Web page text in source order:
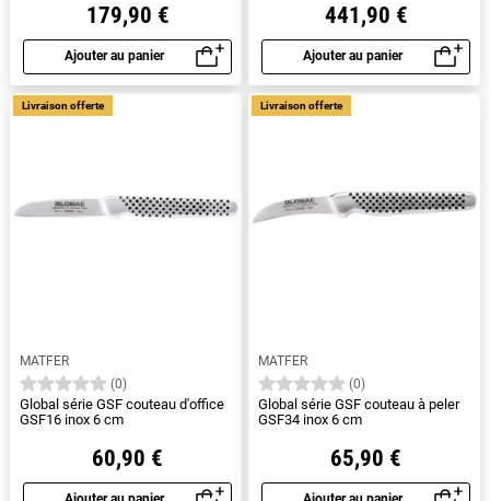
179,90 €
Ajouter au panier
Aperçu rapide
441,90 €
Ajouter au panier
Aperçu rapide
MATFER
(0)
Global série GSF couteau d'office
GSF16 inox 6 cm
60,90 €
Livraison offerte
MATFER
(0)
Global série GSF couteau à peler
GSF34 inox 6 cm
65,90 €
Livraison offerte